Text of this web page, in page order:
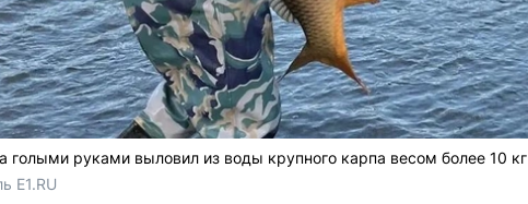
голыми руками выловил из воды крупного карпа весом более 10 кг
E1.RU